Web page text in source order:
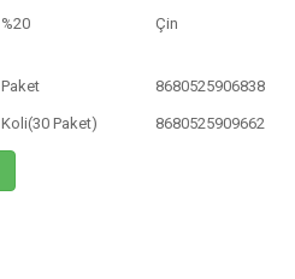
%20 Çin
Paket 8680525906838
Koli(30 Paket) 8680525909662